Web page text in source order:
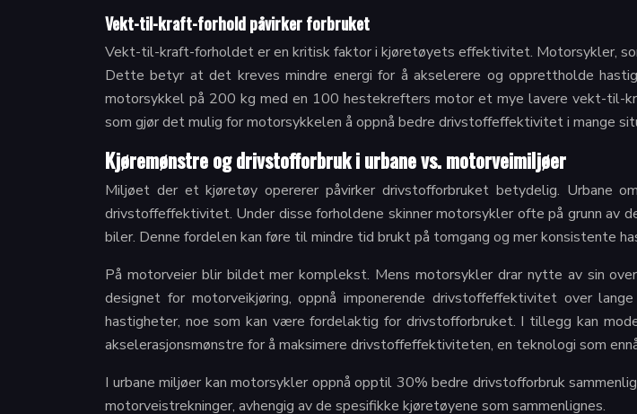
Vekt-til-kraft-forhold påvirker forbruket
Vekt-til-kraft-forholdet er en kritisk faktor i kjøretøyets effektivitet. Motorsykler,
Dette betyr at det kreves mindre energi for å akselerere og opprettholde
motorsykkel på 200 kg med en 100 hestekrefters motor et mye lavere vekt-til-
som gjør det mulig for motorsykkelen å oppnå bedre drivstoffeffektivitet i mange
Kjøremønstre og drivstofforbruk i urbane vs. motorveimiljøer
Miljøet der et kjøretøy opererer påvirker drivstofforbruket betydelig. Urbane
drivstoffeffektivitet. Under disse forholdene skinner motorsykler ofte på grunn av
biler. Denne fordelen kan føre til mindre tid brukt på tomgang og mer konsistente
På motorveier blir bildet mer komplekst. Mens motorsykler drar nytte av sin
designet for motorveikjøring, oppnå imponerende drivstoffeffektivitet over
hastigheter, noe som kan være fordelaktig for drivstofforbruket. I tillegg kan
akselerasjonsmønstre for å maksimere drivstoffeffektiviteten, en teknologi som
I urbane miljøer kan motorsykler oppnå opptil 30% bedre drivstofforbruk
motorveistrekninger, avhengig av de spesifikke kjøretøyene som sammenlignes.